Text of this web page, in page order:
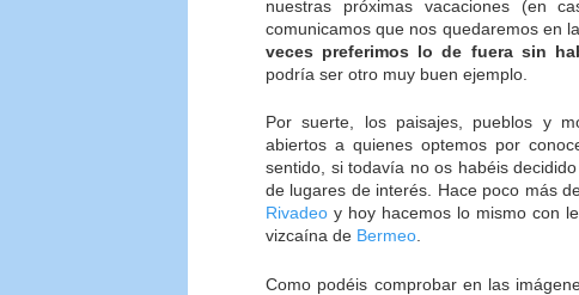
nuestras próximas vacaciones (en
comunicamos que nos quedaremos en
veces preferimos lo de fuera sin
podría ser otro muy buen ejemplo.
Por suerte, los paisajes, pueblos y
abiertos a quienes optemos por
sentido, si todavía no os habéis
de lugares de interés. Hace poco más
Rivadeo y hoy hacemos lo mismo con
vizcaína de Bermeo.
Como podéis comprobar en las